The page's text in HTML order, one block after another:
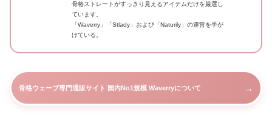
骨格ストレートがすっきり見えるアイテムだけを厳選し
ています。
「Waverry」「Stlady」および「Naturily」の運営を手が
けている。
骨格ウェーブ専門通販サイト 国内No1規模 Waverryについて →